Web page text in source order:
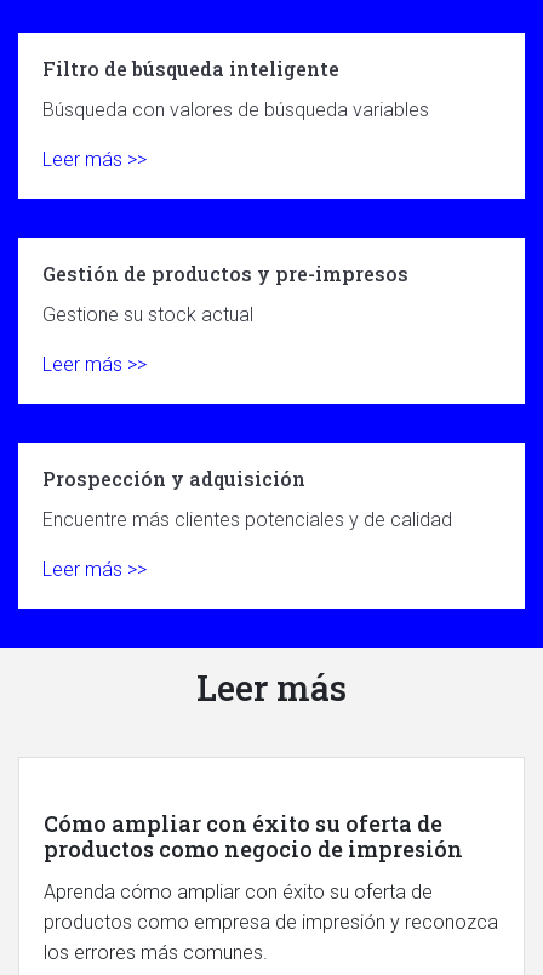
Filtro de búsqueda inteligente
Búsqueda con valores de búsqueda variables
Leer más >>
Gestión de productos y pre-impresos
Gestione su stock actual
Leer más >>
Prospección y adquisición
Encuentre más clientes potenciales y de calidad
Leer más >>
Leer más
Cómo ampliar con éxito su oferta de
productos como negocio de impresión
Aprenda cómo ampliar con éxito su oferta de
productos como empresa de impresión y reconozca
los errores más comunes.